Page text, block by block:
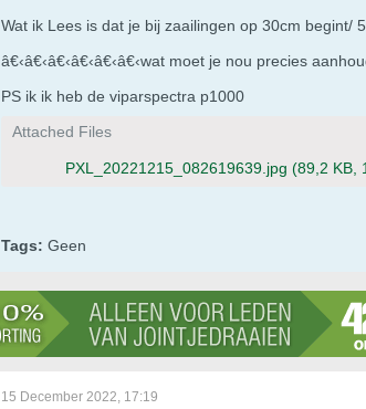
Wat ik Lees is dat je bij zaailingen op 30cm begint/
â€‹â€‹â€‹â€‹â€‹â€‹wat moet je nou precies
PS ik ik heb de viparspectra p1000
Attached Files
PXL_20221215_082619639.jpg (89,2 KB,
Tags: Geen
15 December 2022, 17:19